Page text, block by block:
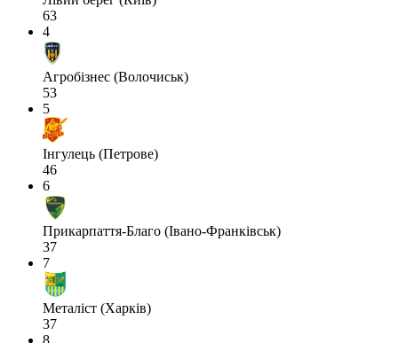
63
4
Агробізнес (Волочиськ)
53
5
Інгулець (Петрове)
46
6
Прикарпаття-Благо (Івано-Франківськ)
37
7
Металіст (Харків)
37